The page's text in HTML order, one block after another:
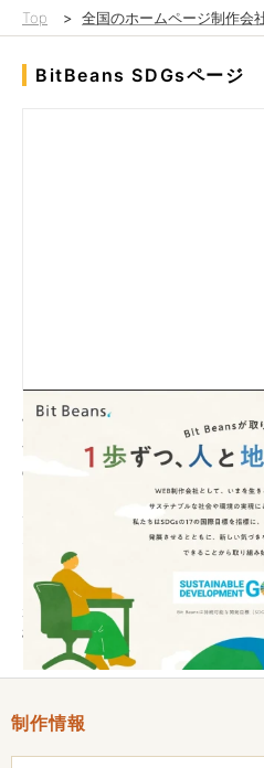
Top > 全国のホームページ制作会
BitBeans SDGsページ
WEB制作会社として、いまを生き
ナブルな社会や環境の実現にどう
の取り組みをご紹介。
デザインに関してFigmaで制作し
STUDIO」を使いながら、
またイラストについては、既存サ
が存在しているため、同一サイト
様、トンマナにも注意を払い新規
制作情報